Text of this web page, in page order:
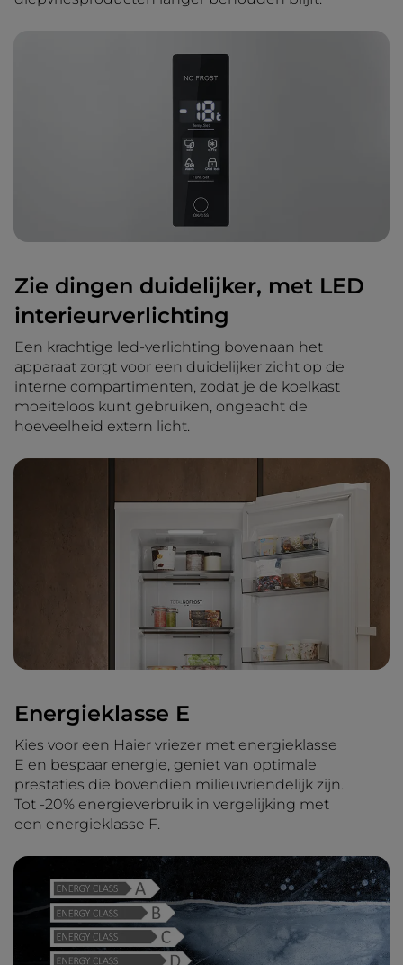
Zie dingen duidelijker, met LED
interieurverlichting
Een krachtige led-verlichting bovenaan het
apparaat zorgt voor een duidelijker zicht op de
interne compartimenten, zodat je de koelkast
moeiteloos kunt gebruiken, ongeacht de
hoeveelheid extern licht.
Energieklasse E
Kies voor een Haier vriezer met energieklasse
E en bespaar energie, geniet van optimale
prestaties die bovendien milieuvriendelijk zijn.
Tot -20% energieverbruik in vergelijking met
een energieklasse F.